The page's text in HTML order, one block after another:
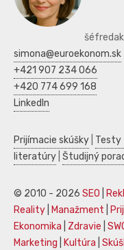
simona@euroekonom.sk
+421 907 234 066
+420 774 699 168
LinkedIn
Prijímacie skúšky
literatúry Študijný
© 2010 - 2026 SEO
Reality
Manažment
Ekonomika
Zdravie
Marketing
Kultúra